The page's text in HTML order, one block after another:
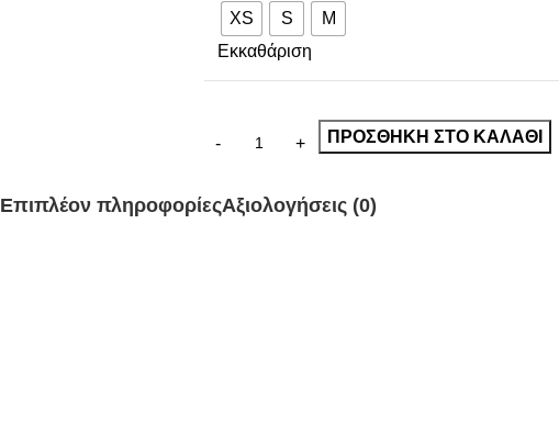
XS S
M
Εκκαθάριση
ΠΡΟΣΘΉΚΗ ΣΤΟ ΚΑΛΆΘΙ
Επιπλέον πληροφορίεςΑξιολογήσεις (0)